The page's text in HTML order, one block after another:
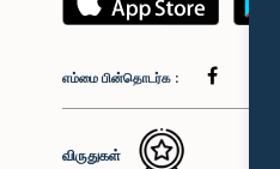
எம்மை பின்தொடர்க :
விருதுகள்